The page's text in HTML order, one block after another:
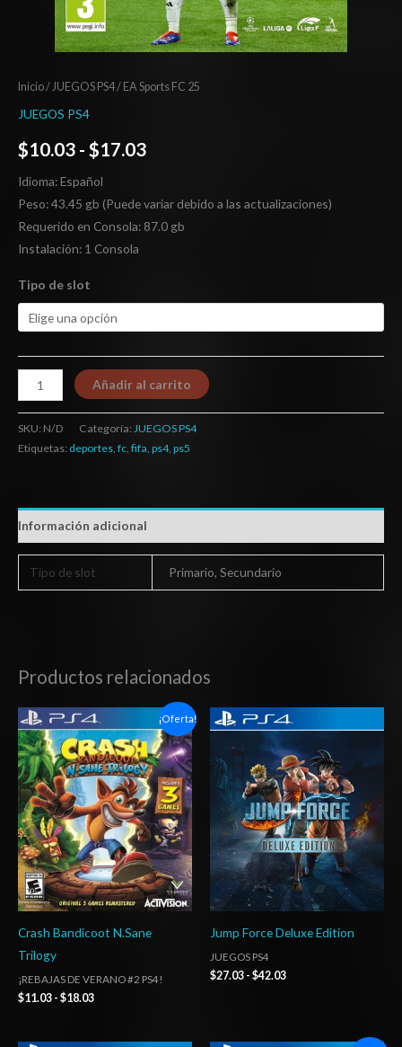
Inicio/ JUEGOS PS4/ EA Sports FC 25
JUEGOS PS4
$10.03 - $17.03
Idioma: Español
Peso: 43.45 gb (Puede variar debido a las actualizaciones)
Requerido en Consola: 87.0 gb
Instalación: 1 Consola
Tipo de slot
Añadir al carrito
SKU: N/D Categoría: JUEGOS PS4
Etiquetas: deportes, fc, fifa, ps4, ps5
Información adicional
Tipo de slot Primario, Secundario
Productos relacionados
¡Oferta!
Crash Bandicoot N.Sane
Trilogy
¡REBAJAS DE VERANO #2 PS4!
$11.03 - $18.03
Rango
de
precios:
desde
$11.03
hasta
$18.03
Jump Force Deluxe Edition
JUEGOS PS4
$27.03 - $42.03
Rango
de
desde
$27.03
hasta
$42.03